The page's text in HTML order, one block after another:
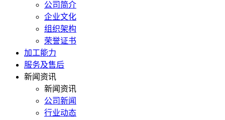
公司简介
企业文化
组织架构
荣誉证书
加工能力
服务及售后
新闻资讯
新闻资讯
公司新闻
行业动态